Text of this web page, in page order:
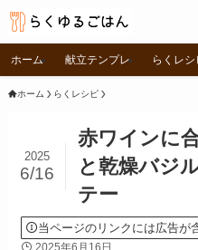
ホーム 献立テンプレ らくレシ
ホーム らくレシピ
赤ワインに
と乾燥バジ
テー
2025
6/16
当ページのリンクには広告が
2025年6月16日